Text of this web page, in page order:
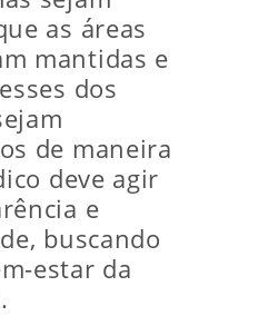
as áreas
mantidas e
dos
de maneira
deve agir
e
buscando
estar da